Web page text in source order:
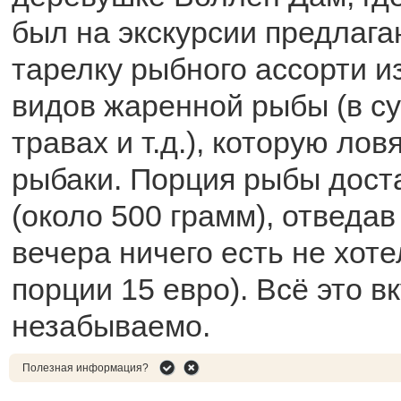
был на экскурсии
тарелку рыбного ассорти
видов жаренной рыбы (в
травах и т.д.), которую
рыбаки. Порция рыбы
(около 500 грамм),
вечера ничего есть не
порции 15 евро). Всё это
незабываемо.
Полезная информация?